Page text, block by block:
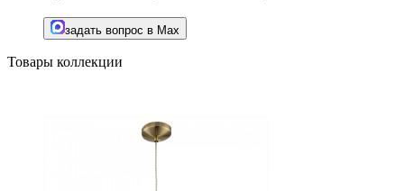
задать вопрос в Max
Товары коллекции